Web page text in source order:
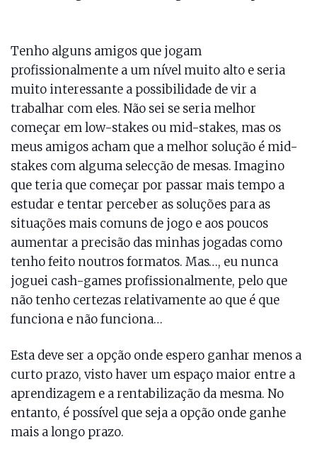
Tenho alguns amigos que jogam
profissionalmente a um nível muito alto e seria
muito interessante a possibilidade de vir a
trabalhar com eles. Não sei se seria melhor
começar em low-stakes ou mid-stakes, mas os
meus amigos acham que a melhor solução é mid-
stakes com alguma selecção de mesas. Imagino
que teria que começar por passar mais tempo a
estudar e tentar perceber as soluções para as
situações mais comuns de jogo e aos poucos
aumentar a precisão das minhas jogadas como
tenho feito noutros formatos. Mas…, eu nunca
joguei cash-games profissionalmente, pelo que
não tenho certezas relativamente ao que é que
funciona e não funciona…
Esta deve ser a opção onde espero ganhar menos a
curto prazo, visto haver um espaço maior entre a
aprendizagem e a rentabilização da mesma. No
entanto, é possível que seja a opção onde ganhe
mais a longo prazo.